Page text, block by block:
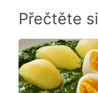
Přečtěte si